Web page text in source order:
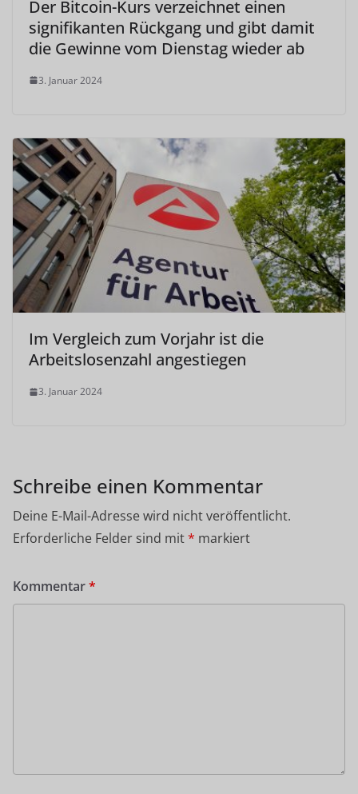
Der Bitcoin-Kurs verzeichnet einen
signifikanten Rückgang und gibt damit
die Gewinne vom Dienstag wieder ab
3. Januar 2024
Im Vergleich zum Vorjahr ist die
Arbeitslosenzahl angestiegen
3. Januar 2024
Schreibe einen Kommentar
Deine E-Mail-Adresse wird nicht veröffentlicht.
Erforderliche Felder sind mit* markiert
Kommentar*